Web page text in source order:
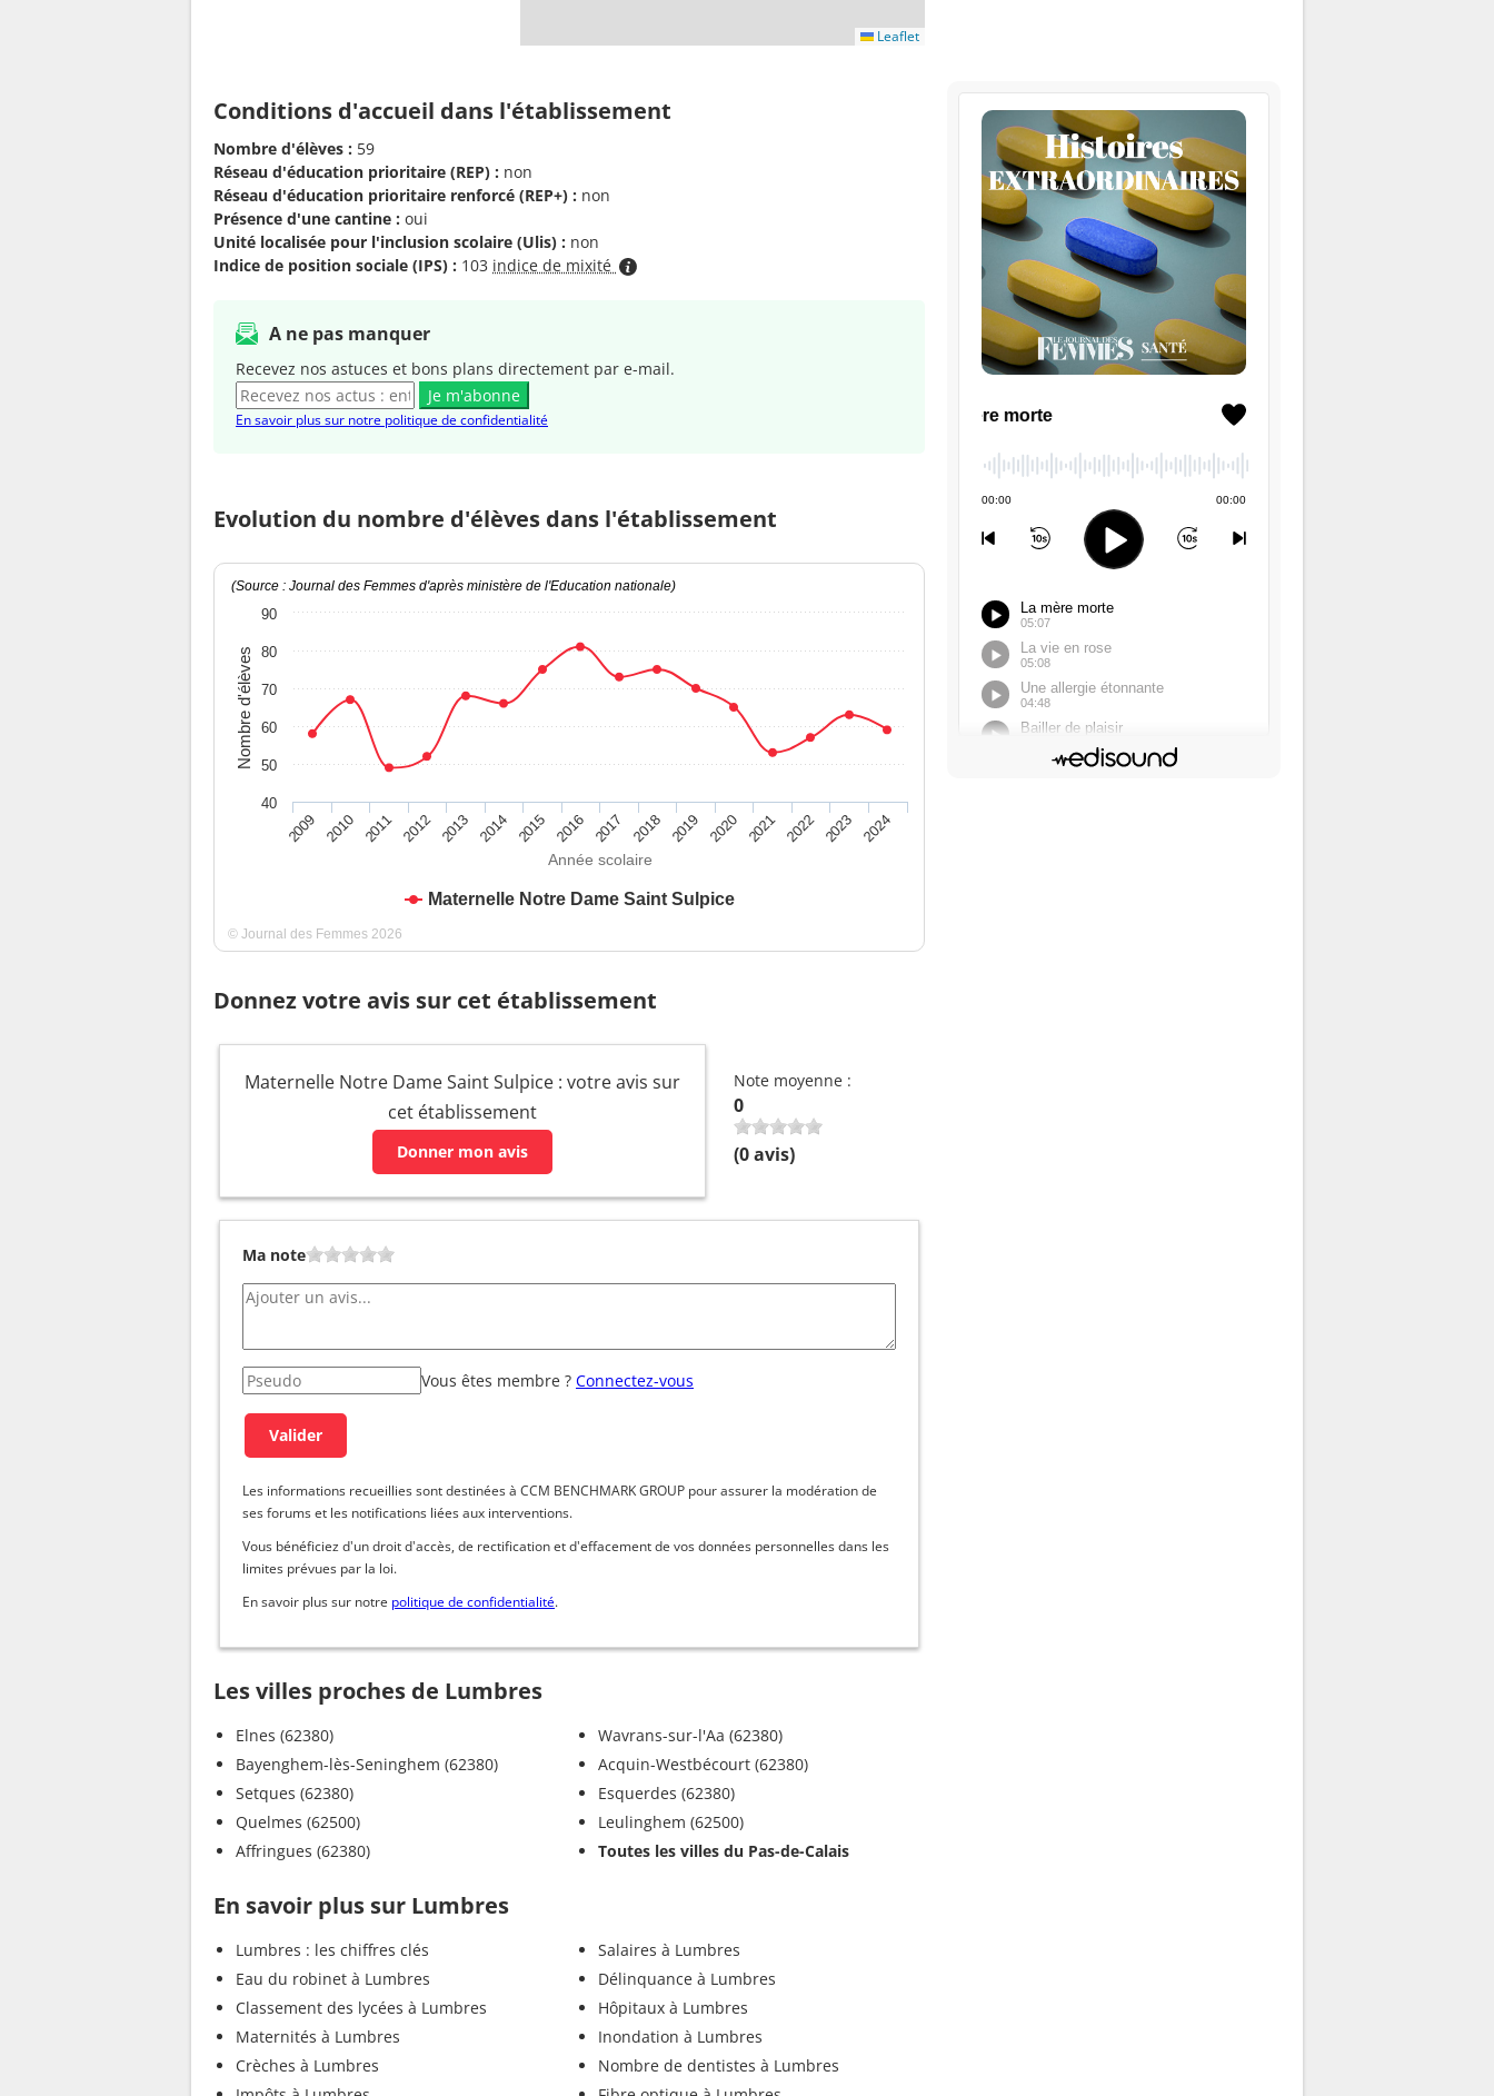
Leaflet
Conditions d'accueil dans l'établissement
Nombre d'élèves : 59
Réseau d'éducation prioritaire (REP) : non
Réseau d'éducation prioritaire renforcé (REP+) : non
Présence d'une cantine : oui
Unité localisée pour l'inclusion scolaire (Ulis) : non
Indice de position sociale (IPS) : 103 indice de mixité
A ne pas manquer
Recevez nos astuces et bons plans directement par e-mail.
Je m'abonne
En savoir plus sur notre politique de confidentialité
Evolution du nombre d'élèves dans l'établissement
Année scolaire
Nombre d'élèves
(Source : Journal des Femmes d'après ministère de l'Education nationale)
Maternelle Notre Dame Saint Sulpice
2009 2010 2011 2012 2013 2014 2015 2016 2017 2018 2019 2020 2021 2022 2023 2024
40
50
60
70
80
90
© Journal des Femmes 2026
Donnez votre avis sur cet établissement
Maternelle Notre Dame Saint Sulpice : votre avis sur
cet établissement
Donner mon avis
Note moyenne :
0
(0avis)
Ma note
Vous êtes membre ? Connectez-vous
Les informations recueillies sont destinées à CCM BENCHMARK GROUP pour assurer la modération de
ses forums et les notifications liées aux interventions.
Vous bénéficiez d'un droit d'accès, de rectification et d'effacement de vos données personnelles dans les
limites prévues par la loi.
En savoir plus sur notre politique de confidentialité.
Les villes proches de Lumbres
Elnes (62380)
Bayenghem-lès-Seninghem (62380)
Setques (62380)
Quelmes (62500)
Affringues (62380)
Wavrans-sur-l'Aa (62380)
Acquin-Westbécourt (62380)
Esquerdes (62380)
Leulinghem (62500)
Toutes les villes du Pas-de-Calais
En savoir plus sur Lumbres
Lumbres : les chiffres clés
Eau du robinet à Lumbres
Classement des lycées à Lumbres
Maternités à Lumbres
Crèches à Lumbres
Salaires à Lumbres
Délinquance à Lumbres
Hôpitaux à Lumbres
Inondation à Lumbres
Nombre de dentistes à Lumbres